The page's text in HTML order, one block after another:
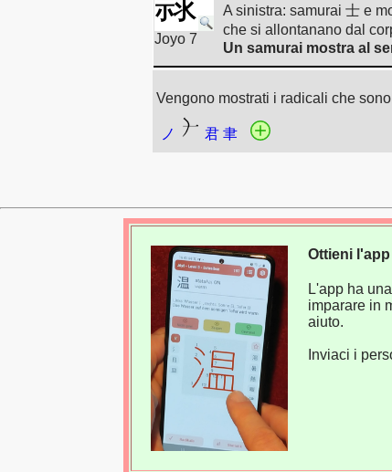
Joyo 7
A sinistra: samurai 士 e
che si allontanano dal
Un samurai mostra al
Vengono mostrati i radicali che
ノ 君 聿
Ottieni
L'app ha
imparare in
aiuto.
Inviaci i